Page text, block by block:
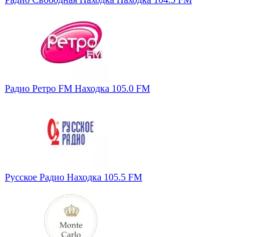
Радио Ретро FM Находка 105.0 FM
Русское Радио Находка 105.5 FM